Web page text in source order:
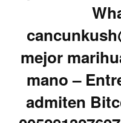
mejor
mano –
admiten